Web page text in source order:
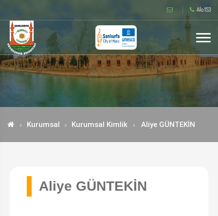
Alo 153
Kurumsal Kurumsal Kimlik Aliye GÜNTEKİN
Aliye GÜNTEKİN